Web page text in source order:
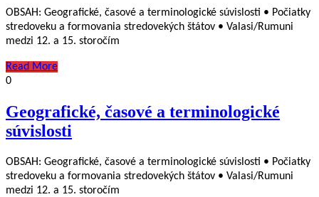
OBSAH: Geografické, časové a terminologické súvislosti • Počiatky
stredoveku a formovania stredovekých štátov • Valasi/Rumuni
medzi 12. a 15. storočím
Read More
0
Geografické, časové a terminologické
súvislosti
OBSAH: Geografické, časové a terminologické súvislosti • Počiatky
stredoveku a formovania stredovekých štátov • Valasi/Rumuni
medzi 12. a 15. storočím